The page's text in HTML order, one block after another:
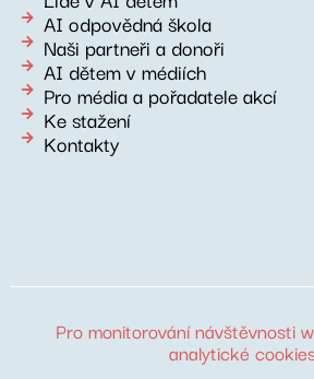
AI odpovědná škola
Naši partneři a donoři
AI dětem v médiích
Pro média a pořadatele akcí
Ke stažení
Kontakty
Pro monitorování návštěvnosti
analytické